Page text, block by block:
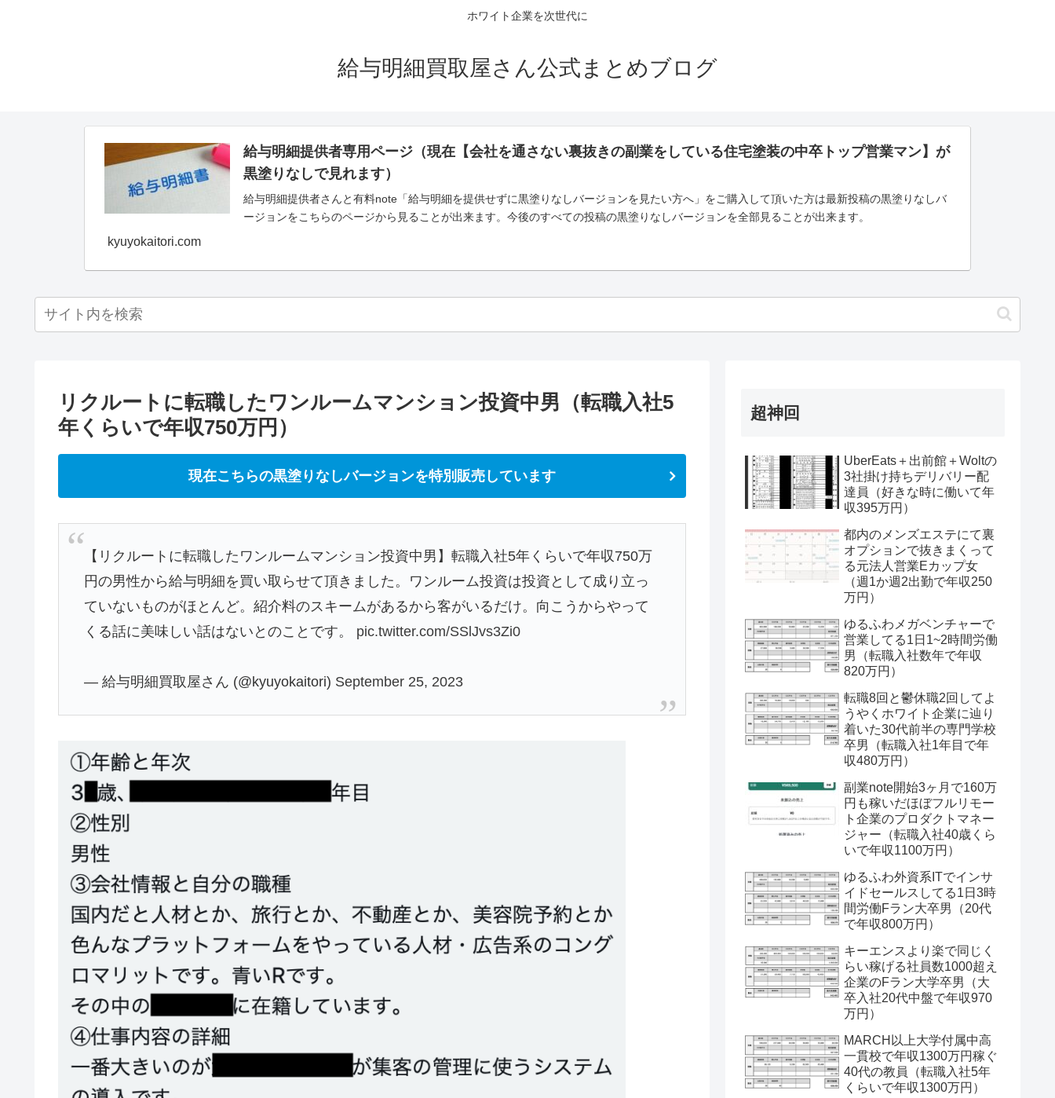
ホワイト企業を次世代に
給与明細買取屋さん公式まとめブログ
給与明細提供者専用ページ（現在【会社を通さない裏抜きの副業をしている住宅塗装の中卒トップ営業マン】が
黒塗りなしで見れます）
給与明細提供者さんと有料note「給与明細を提供せずに黒塗りなしバージョンを見たい方へ」をご購入して頂いた方は最新投稿の黒塗りなしバ
ージョンをこちらのページから見ることが出来ます。今後のすべての投稿の黒塗りなしバージョンを全部見ることが出来ます。
kyuyokaitori.com
リクルートに転職したワンルームマンション投資中男（転職入社5
年くらいで年収750万円）
現在こちらの黒塗りなしバージョンを特別販売しています
【リクルートに転職したワンルームマンション投資中男】転職入社5年くらいで年収750万
円の男性から給与明細を買い取らせて頂きました。ワンルーム投資は投資として成り立っ
ていないものがほとんど。紹介料のスキームがあるから客がいるだけ。向こうからやって
くる話に美味しい話はないとのことです。 pic.twitter.com/SSlJvs3Zi0
— 給与明細買取屋さん (@kyuyokaitori) September 25, 2023
超神回
UberEats＋出前館＋Woltの
3社掛け持ちデリバリー配
達員（好きな時に働いて年
収395万円）
都内のメンズエステにて裏
オプションで抜きまくって
る元法人営業Eカップ女
（週1か週2出勤で年収250
万円）
ゆるふわメガベンチャーで
営業してる1日1~2時間労働
男（転職入社数年で年収
820万円）
転職8回と鬱休職2回してよ
うやくホワイト企業に辿り
着いた30代前半の専門学校
卒男（転職入社1年目で年
収480万円）
副業note開始3ヶ月で160万
円も稼いだほぼフルリモー
ト企業のプロダクトマネー
ジャー（転職入社40歳くら
いで年収1100万円）
ゆるふわ外資系ITでインサ
イドセールスしてる1日3時
間労働Fラン大卒男（20代
で年収800万円）
キーエンスより楽で同じく
らい稼げる社員数1000超え
企業のFラン大学卒男（大
卒入社20代中盤で年収970
万円）
MARCH以上大学付属中高
一貫校で年収1300万円稼ぐ
40代の教員（転職入社5年
くらいで年収1300万円）